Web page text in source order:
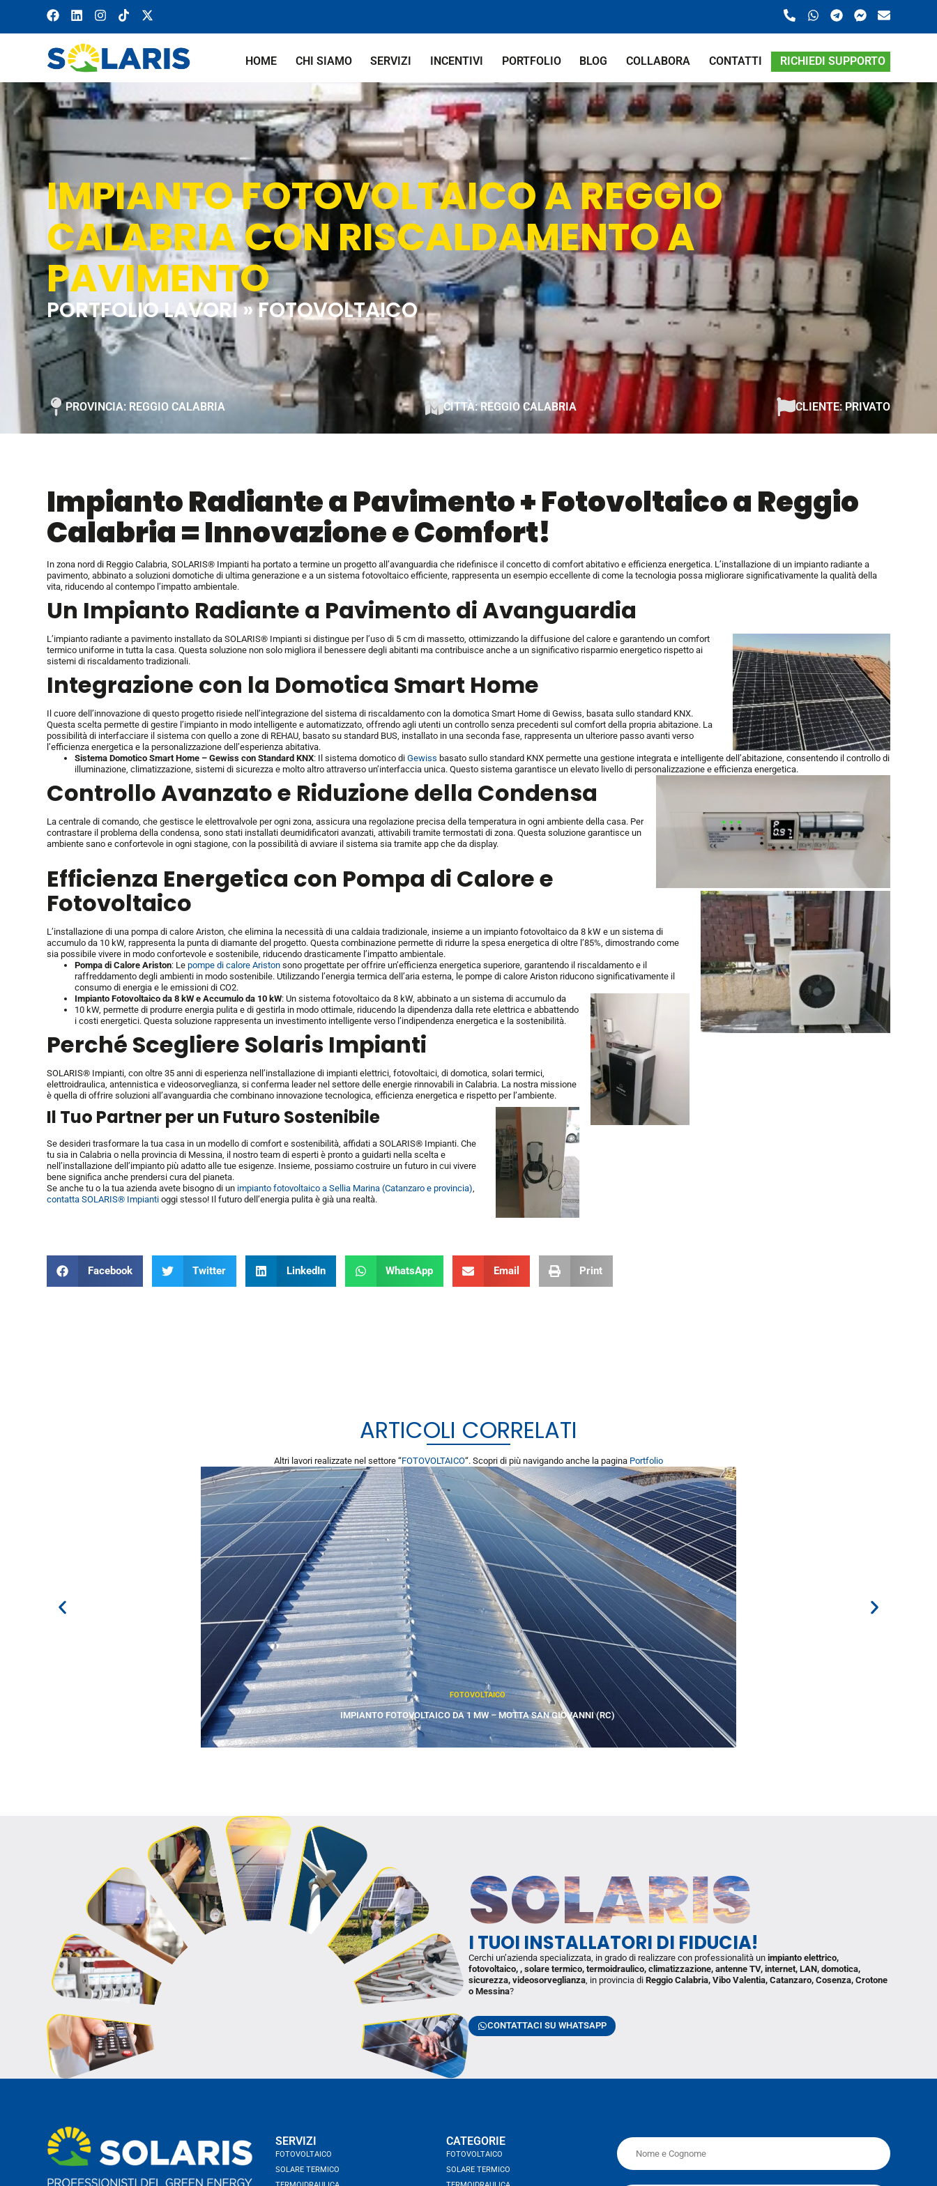
HOME CHI SIAMO SERVIZI INCENTIVI PORTFOLIO BLOG COLLABORA CONTATTI RICHIEDI SUPPORTO
IMPIANTO FOTOVOLTAICO A REGGIO
CALABRIA CON RISCALDAMENTO A
PAVIMENTO
PORTFOLIO LAVORI »FOTOVOLTAICO
PROVINCIA: REGGIO CALABRIA CITTÀ: REGGIO CALABRIA CLIENTE: PRIVATO
Impianto Radiante a Pavimento+ Fotovoltaicoa Reggio
Calabria =Innovazione e Comfort!
In zona nord di Reggio Calabria, SOLARIS® Impianti ha portato a termine un progetto all’avanguardia che ridefinisce il concetto di comfort abitativo e efficienza energetica. L’installazione di un impianto radiante a
pavimento, abbinato a soluzioni domotiche di ultima generazione e a un sistema fotovoltaico efficiente, rappresenta un esempio eccellente di come la tecnologia possa migliorare significativamente la qualità della
vita, riducendo al contempo l’impatto ambientale.
Un Impianto Radiante a Pavimento di Avanguardia
L’impianto radiante a pavimento installato da SOLARIS® Impianti si distingue per l’uso di 5 cm di massetto, ottimizzando la diffusione del calore e garantendo un comfort
termico uniforme in tutta la casa. Questa soluzione non solo migliora il benessere degli abitanti ma contribuisce anche a un significativo risparmio energetico rispetto ai
sistemi di riscaldamento tradizionali.
Integrazione con la Domotica Smart Home
Il cuore dell’innovazione di questo progetto risiede nell’integrazione del sistema di riscaldamento con la domotica Smart Home di Gewiss, basata sullo standard KNX.
Questa scelta permette di gestire l’impianto in modo intelligente e automatizzato, offrendo agli utenti un controllo senza precedenti sul comfort della propria abitazione. La
possibilità di interfacciare il sistema con quello a zone di REHAU, basato su standard BUS, installato in una seconda fase, rappresenta un ulteriore passo avanti verso
l’efficienza energetica e la personalizzazione dell’esperienza abitativa.
Sistema Domotico Smart Home – Gewiss con Standard KNX: Il sistema domotico diGewiss basato sullo standard KNX permette una gestione integrata e intelligente dell’abitazione, consentendo il controllo di
illuminazione, climatizzazione, sistemi di sicurezza e molto altro attraverso un’interfaccia unica. Questo sistema garantisce un elevato livello di personalizzazione e efficienza energetica.
Controllo Avanzato e Riduzione della Condensa
La centrale di comando, che gestisce le elettrovalvole per ogni zona, assicura una regolazione precisa della temperatura in ogni ambiente della casa. Per
contrastare il problema della condensa, sono stati installati deumidificatori avanzati, attivabili tramite termostati di zona. Questa soluzione garantisce un
ambiente sano e confortevole in ogni stagione, con la possibilità di avviare il sistema sia tramite app che da display.
Efficienza Energetica con Pompa di Calore e
Fotovoltaico
L’installazione di una pompa di calore Ariston, che elimina la necessità di una caldaia tradizionale, insieme a un impianto fotovoltaico da 8 kW e un sistema di
accumulo da 10 kW, rappresenta la punta di diamante del progetto. Questa combinazione permette di ridurre la spesa energetica di oltre l’85%, dimostrando come
sia possibile vivere in modo confortevole e sostenibile, riducendo drasticamente l’impatto ambientale.
Pompa di Calore Ariston: Lepompe di calore Ariston sono progettate per offrire un’efficienza energetica superiore, garantendo il riscaldamento e il
raffreddamento degli ambienti in modo sostenibile. Utilizzando l’energia termica dell’aria esterna, le pompe di calore Ariston riducono significativamente il
consumo di energia e le emissioni di CO2.
Impianto Fotovoltaico da 8 kW e Accumulo da 10 kW: Un sistema fotovoltaico da 8 kW, abbinato a un sistema di accumulo da
10 kW, permette di produrre energia pulita e di gestirla in modo ottimale, riducendo la dipendenza dalla rete elettrica e abbattendo
i costi energetici. Questa soluzione rappresenta un investimento intelligente verso l’indipendenza energetica e la sostenibilità.
Perché Scegliere Solaris Impianti
SOLARIS® Impianti, con oltre 35 anni di esperienza nell’installazione di impianti elettrici, fotovoltaici, di domotica, solari termici,
elettroidraulica, antennistica e videosorveglianza, si conferma leader nel settore delle energie rinnovabili in Calabria. La nostra missione
è quella di offrire soluzioni all’avanguardia che combinano innovazione tecnologica, efficienza energetica e rispetto per l’ambiente.
Il Tuo Partner per un Futuro Sostenibile
Se desideri trasformare la tua casa in un modello di comfort e sostenibilità, affidati a SOLARIS® Impianti. Che
tu sia in Calabria o nella provincia di Messina, il nostro team di esperti è pronto a guidarti nella scelta e
nell’installazione dell’impianto più adatto alle tue esigenze. Insieme, possiamo costruire un futuro in cui vivere
bene significa anche prendersi cura del pianeta.
Se anche tu o la tua azienda avete bisogno di un impianto fotovoltaico a Sellia Marina (Catanzaro e provincia)
contatta SOLARIS® Impianti oggi stesso! Il futuro dell’energia pulita è già una realtà.
Facebook Twitter LinkedIn WhatsApp Email Print
ARTICOLI CORRELATI
Altri lavori realizzate nel settore “FOTOVOLTAICO“. Scopri di più navigando anche la pagina Portfolio
FOTOVOLTAICO
IMPIANTO FOTOVOLTAICO DA 1 MW – MOTTA SAN GIOVANNI (RC)
SOLARIS
I TUOI INSTALLATORI DI FIDUCIA!
Cerchi un’azienda specializzata, in grado di realizzare con professionalità un impianto elettrico,
fotovoltaico, , solare termico, termoidraulico, climatizzazione, antenne TV, internet, LAN, domotica,
sicurezza, videosorveglianza , in provincia di Reggio Calabria, Vibo Valentia, Catanzaro, Cosenza, Crotone
o Messina?
CONTATTACI SU WHATSAPP
SERVIZI
FOTOVOLTAICO
SOLARE TERMICO
CATEGORIE
FOTOVOLTAICO
SOLARE TERMICO